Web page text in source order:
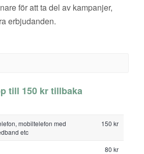
för att ta del av kampanjer,
erbjudanden.
till 150 kr tillbaka
mobiltelefon med
etc
150 kr
80 kr